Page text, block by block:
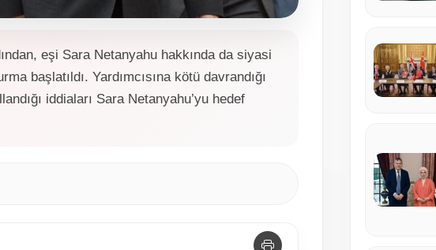
eşi Sara Netanyahu hakkında da siyasi
başlatıldı. Yardımcısına kötü davrandığı
iddiaları Sara Netanyahu’yu hedef